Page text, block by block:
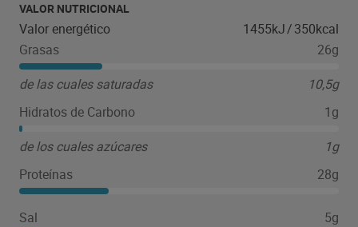
VALOR NUTRICIONAL
Valor energético 1455kJ/350kcal
Grasas
26g
de las cuales saturadas
10,5g
Hidratos de Carbono
1g
de los cuales azúcares
1g
Proteínas
28g
Sal 5g